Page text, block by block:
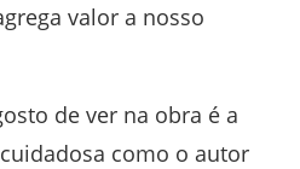
valor a nosso
de ver na obra é a
como o autor